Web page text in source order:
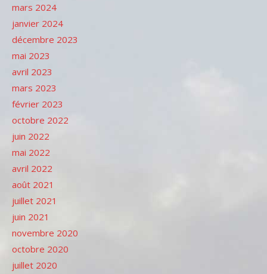
mars 2024
janvier 2024
décembre 2023
mai 2023
avril 2023
mars 2023
février 2023
octobre 2022
juin 2022
mai 2022
avril 2022
août 2021
juillet 2021
juin 2021
novembre 2020
octobre 2020
juillet 2020